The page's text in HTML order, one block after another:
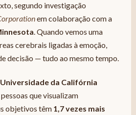
segundo investigação
em colaboração com a
. Quando vemos uma
cerebrais ligadas à emoção,
decisão — tudo ao mesmo tempo.
Universidade da Califórnia
que visualizam
objetivos têm 1,7 vezes mais